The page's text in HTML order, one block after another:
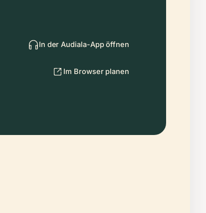
In der Audiala-App öffnen
Im Browser planen